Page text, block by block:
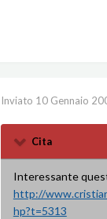
Inviato 10 Gennaio
Cita
Interessante
http://
hp?t=5313